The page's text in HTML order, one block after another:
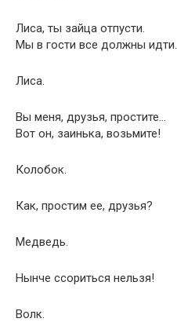
Лиса, ты зайца отпусти.
Мы в гости все должны идти.
Лиса.
Вы меня, друзья, простите…
Вот он, заинька, возьмите!
Колобок.
Как, простим ее, друзья?
Медведь.
Нынче ссориться нельзя!
Волк.